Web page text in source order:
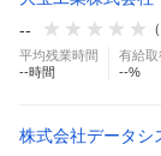
-- （
平均残業時間
--時間
有給取
--%
株式会社データシ